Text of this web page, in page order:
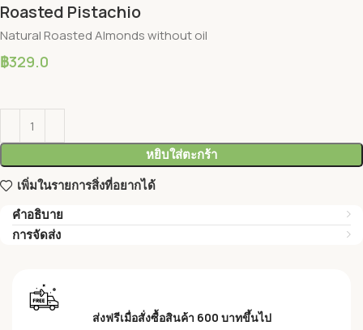
Roasted Pistachio
Natural Roasted Almonds without oil
฿329.0
หยิบใส่ตะกร้า
เพิ่มในรายการสิ่งที่อยากได้
คำอธิบาย
การจัดส่ง
ส่งฟรีเมื่อสั่งซื้อสินค้า 600 บาทขึ้นไป